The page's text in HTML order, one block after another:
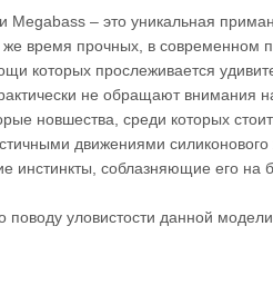
– это уникальная
же время прочных, в
которых прослеживается
не обращают внимания
новшества, среди которых
движениями
инстинкты, соблазняющие его на
уловистости данной